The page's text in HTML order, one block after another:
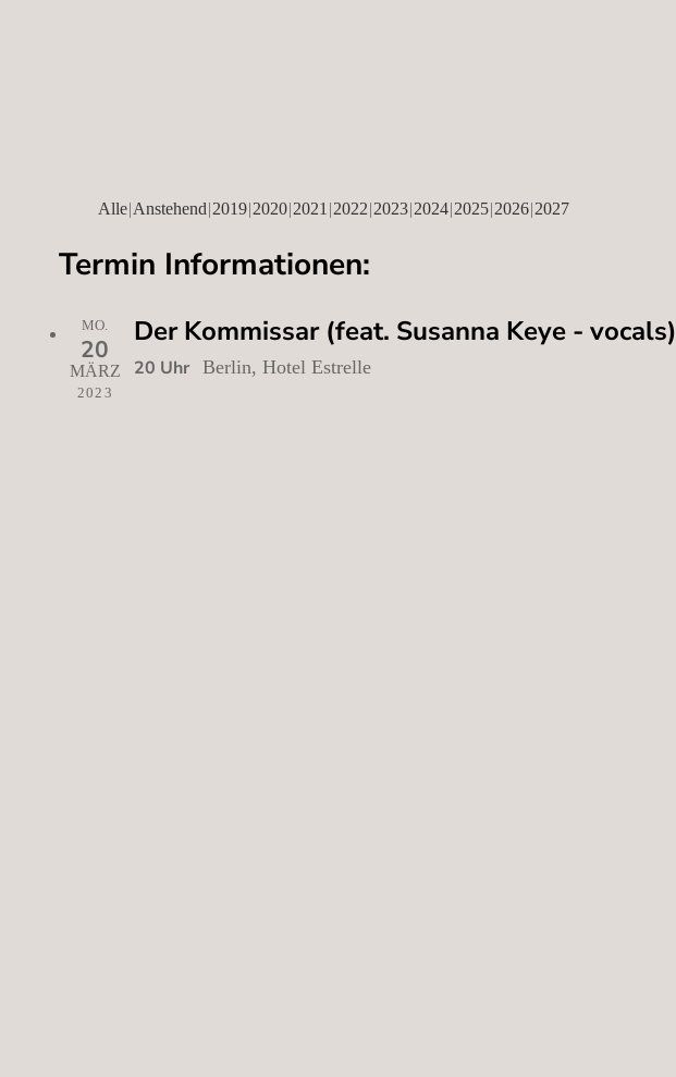
Alle Anstehend 2019 2020 2021 2022 2023 2024 2025 2026 2027
Termin Informationen:
MO.
20
MÄRZ
2023
Der Kommissar (feat. Susanna Keye - vocals)
20 Uhr Berlin, Hotel Estrelle